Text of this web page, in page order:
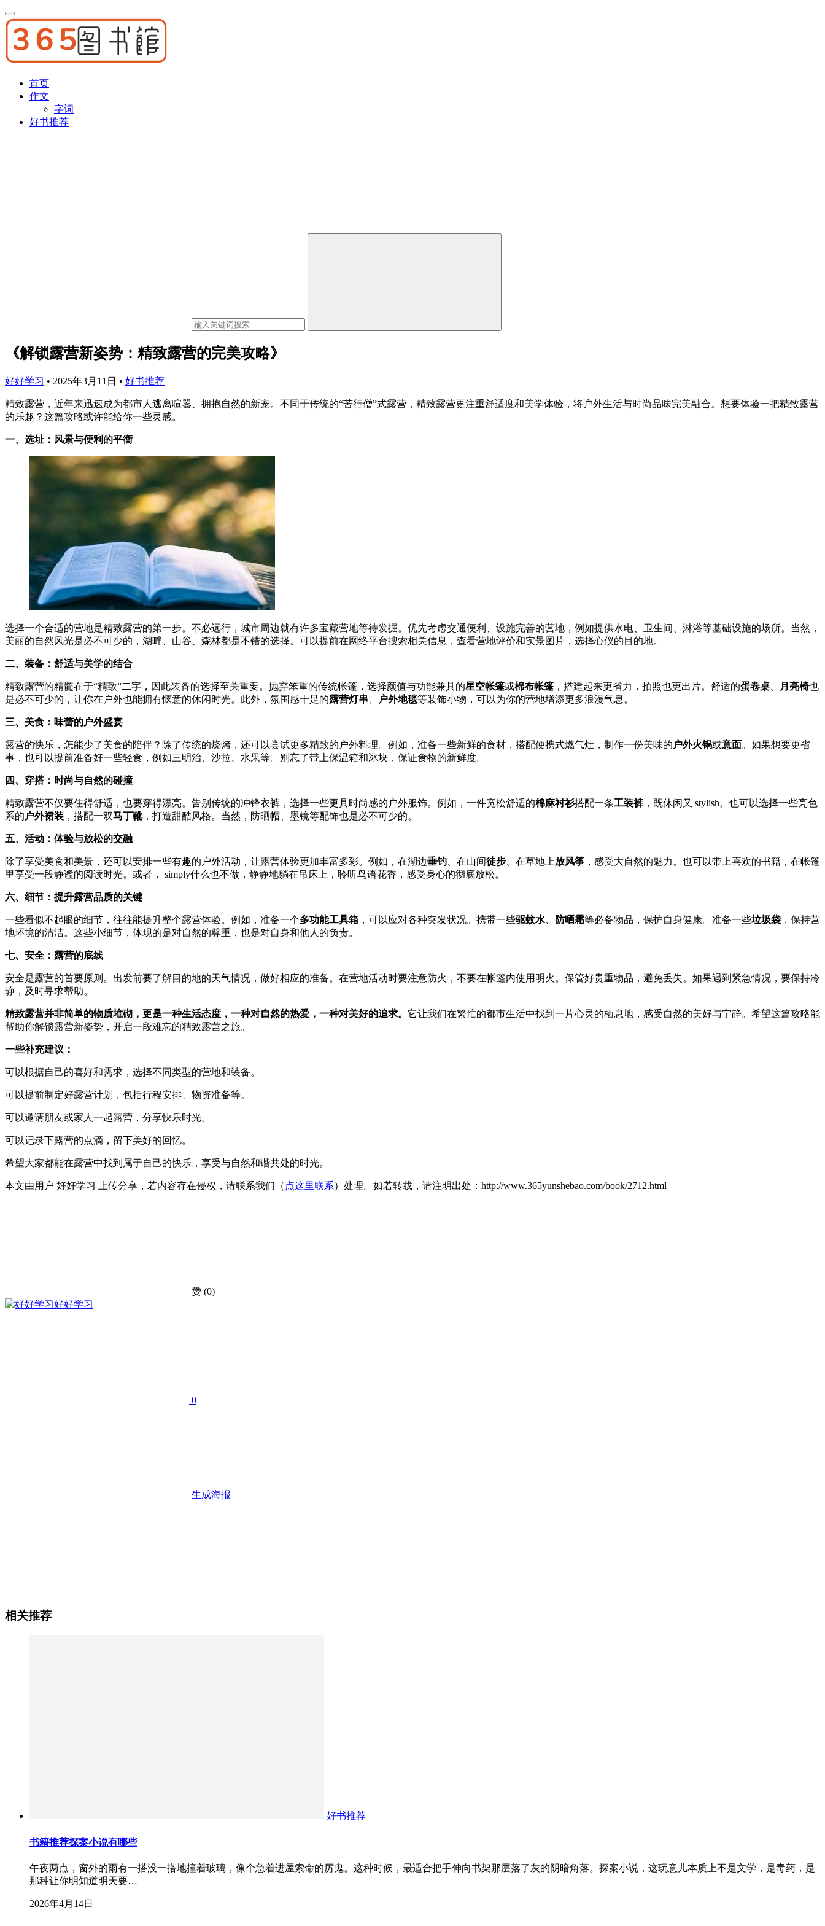
首页
作文
字词
好书推荐
《解锁露营新姿势：精致露营的完美攻略》
好好学习 • 2025年3月11日 • 好书推荐
精致露营，近年来迅速成为都市人逃离喧嚣、拥抱自然的新宠。不同于传统的“苦行僧”式露营，精致露营更注重舒适度和美学体验，将户外生活与时尚品味完美融合。想要体验一把精致露营
的乐趣？这篇攻略或许能给你一些灵感。
一、选址：风景与便利的平衡
选择一个合适的营地是精致露营的第一步。不必远行，城市周边就有许多宝藏营地等待发掘。优先考虑交通便利、设施完善的营地，例如提供水电、卫生间、淋浴等基础设施的场所。当然，
美丽的自然风光是必不可少的，湖畔、山谷、森林都是不错的选择。可以提前在网络平台搜索相关信息，查看营地评价和实景图片，选择心仪的目的地。
二、装备：舒适与美学的结合
精致露营的精髓在于“精致”二字，因此装备的选择至关重要。抛弃笨重的传统帐篷，选择颜值与功能兼具的星空帐篷或棉布帐篷 ，搭建起来更省力，拍照也更出片。舒适的蛋卷桌 月亮椅也
是必不可少的，让你在户外也能拥有惬意的休闲时光。此外，氛围感十足的露营灯串 户外地毯等装饰小物，可以为你的营地增添更多浪漫气息。
三、美食：味蕾的户外盛宴
露营的快乐，怎能少了美食的陪伴？除了传统的烧烤，还可以尝试更多精致的户外料理。例如，准备一些新鲜的食材，搭配便携式燃气灶，制作一份美味的 户外火锅或意面。如果想要更省
事，也可以提前准备好一些轻食，例如三明治、沙拉、水果等。别忘了带上保温箱和冰块，保证食物的新鲜度。
四、穿搭：时尚与自然的碰撞
精致露营不仅要住得舒适，也要穿得漂亮。告别传统的冲锋衣裤，选择一些更具时尚感的户外服饰。例如，一件宽松舒适的棉麻衬衫搭配一条工装裤，既休闲又 stylish。也可以选择一些亮色
系的 户外裙装 ，搭配一双马丁靴，打造甜酷风格。当然，防晒帽、墨镜等配饰也是必不可少的。
五、活动：体验与放松的交融
除了享受美食和美景，还可以安排一些有趣的户外活动，让露营体验更加丰富多彩。例如，在湖边垂钓 、在山间徒步 、在草地上放风筝 ，感受大自然的魅力。也可以带上喜欢的书籍，在帐篷
里享受一段静谧的阅读时光。或者， simply什么也不做，静静地躺在吊床上，聆听鸟语花香，感受身心的彻底放松。
六、细节：提升露营品质的关键
一些看似不起眼的细节，往往能提升整个露营体验。例如，准备一个多功能工具箱 ，可以应对各种突发状况。携带一些驱蚊水 防晒霜等必备物品，保护自身健康。准备一些垃圾袋 ，保持营
地环境的清洁。这些小细节，体现的是对自然的尊重，也是对自身和他人的负责。
七、安全：露营的底线
安全是露营的首要原则。出发前要了解目的地的天气情况，做好相应的准备。在营地活动时要注意防火，不要在帐篷内使用明火。保管好贵重物品，避免丢失。如果遇到紧急情况，要保持冷
静，及时寻求帮助。
精致露营并非简单的物质堆砌，更是一种生活态度，一种对自然的热爱，一种对美好的追求。 它让我们在繁忙的都市生活中找到一片心灵的栖息地，感受自然的美好与宁静。希望这篇攻略能
帮助你解锁露营新姿势，开启一段难忘的精致露营之旅。
一些补充建议：
可以根据自己的喜好和需求，选择不同类型的营地和装备。
可以提前制定好露营计划，包括行程安排、物资准备等。
可以邀请朋友或家人一起露营，分享快乐时光。
可以记录下露营的点滴，留下美好的回忆。
希望大家都能在露营中找到属于自己的快乐，享受与自然和谐共处的时光。
本文由用户 好好学习 上传分享，若内容存在侵权，请联系我们（ 点这里联系）处理。如若转载，请注明出处：http://www.365yunshebao.com/book/2712.html
赞 (0)
好好学习
0
生成海报
相关推荐
好书推荐
书籍推荐探案小说有哪些
午夜两点，窗外的雨有一搭没一搭地撞着玻璃，像个急着进屋索命的厉鬼。这种时候，最适合把手伸向书架那层落了灰的阴暗角落。探案小说，这玩意儿本质上不是文学，是毒药，是
那种让你明知道明天要…
2026年4月14日